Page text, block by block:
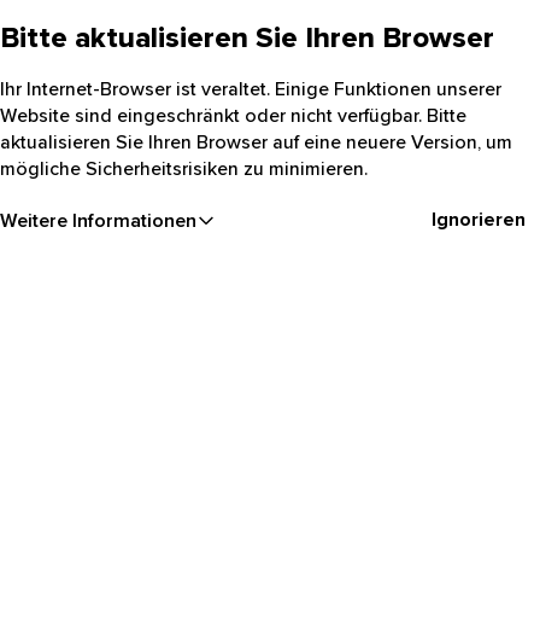
Bitte aktualisieren Sie Ihren Browser
Ihr Internet-Browser ist veraltet. Einige Funktionen unserer
Website sind eingeschränkt oder nicht verfügbar. Bitte
aktualisieren Sie Ihren Browser auf eine neuere Version, um
mögliche Sicherheitsrisiken zu minimieren.
Weitere Informationen Ignorieren